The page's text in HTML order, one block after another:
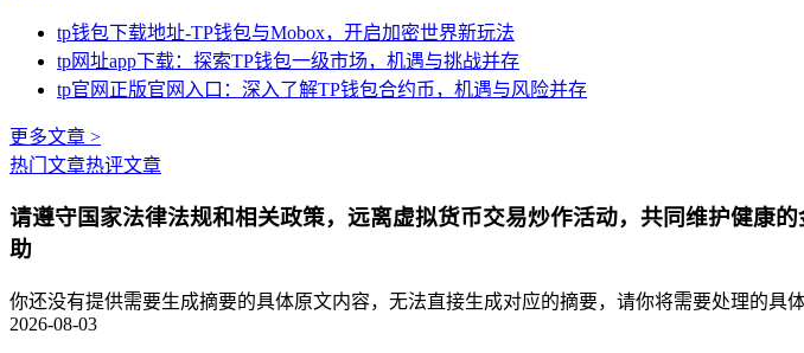
tp钱包下载地址-TP钱包与Mobox，开启加密世界新玩法
tp网址app下载：探索TP钱包一级市场，机遇与挑战并存
tp官网正版官网入口：深入了解TP钱包合约币，机遇与风险并存
更多文章 >
热门文章热评文章
请遵守国家法律法规和相关政策，远离虚拟货币交易炒作活动，共同维护健康
助
你还没有提供需要生成摘要的具体原文内容，无法直接生成对应的摘要，请你将需要处理的具
2026-08-03